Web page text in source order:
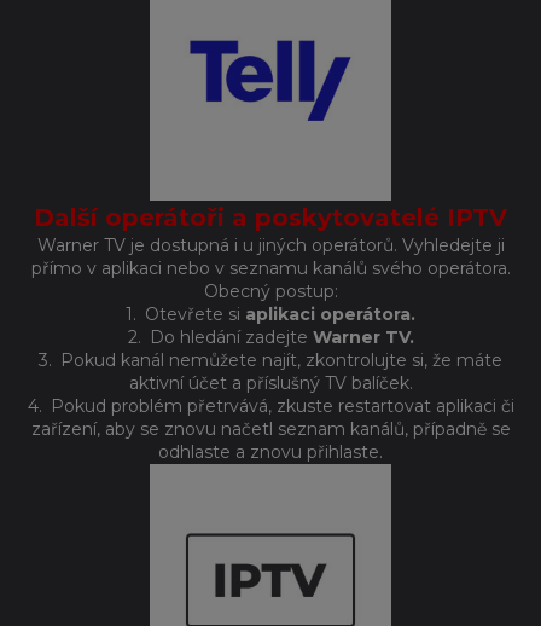
Další operátoři a poskytovatelé IPTV
Warner TV je dostupná i u jiných operátorů. Vyhledejte ji
přímo v aplikaci nebo v seznamu kanálů svého operátora.
Obecný postup:
1. Otevřete si aplikaci operátora.
2. Do hledání zadejte Warner TV.
3. Pokud kanál nemůžete najít, zkontrolujte si, že máte
aktivní účet a příslušný TV balíček.
4. Pokud problém přetrvává, zkuste restartovat aplikaci či
zařízení, aby se znovu načetl seznam kanálů, případně se
odhlaste a znovu přihlaste.